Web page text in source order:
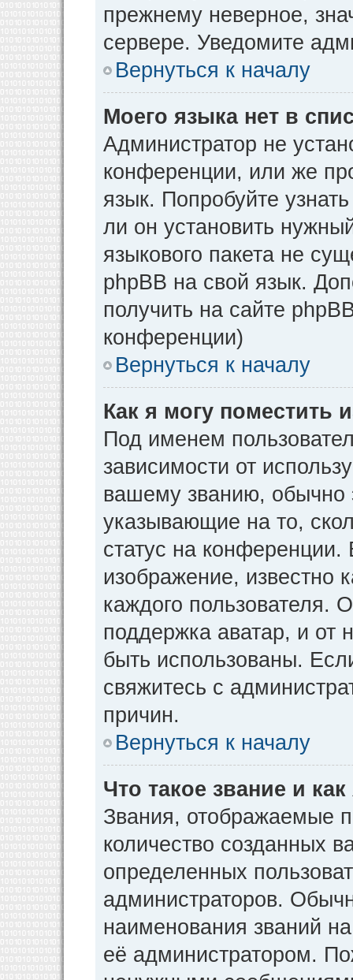
прежнему неверное,
сервере. Уведомите
Вернуться к началу
Моего языка нет в
Администратор не
конференции, или же
язык. Попробуйте
ли он установить
языкового пакета не
phpBB на свой язык.
получить на сайте
конференции)
Вернуться к началу
Как я могу поместить
Под именем
зависимости от
вашему званию, обычно
указывающие на то,
статус на
изображение, известно
каждого пользователя.
поддержка аватар, и от
быть использованы.
свяжитесь с
причин.
Вернуться к началу
Что такое звание и
Звания, отображаемые
количество созданных
определенных
администраторов.
наименования званий
её администратором.